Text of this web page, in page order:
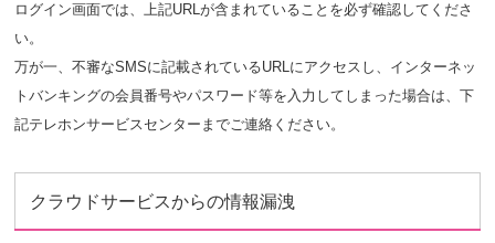
ログイン画面では、上記URLが含まれていることを必ず確認してくださ
い。
万が一、不審なSMSに記載されているURLにアクセスし、インターネッ
トバンキングの会員番号やパスワード等を入力してしまった場合は、下
記テレホンサービスセンターまでご連絡ください。
クラウドサービスからの情報漏洩